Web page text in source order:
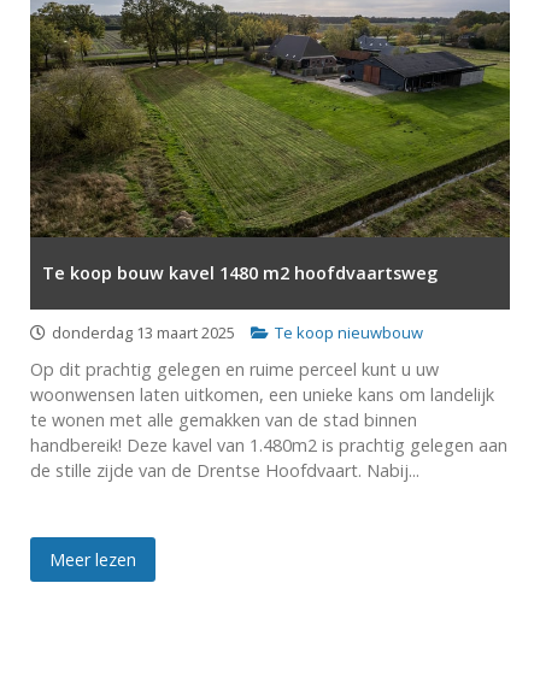
Te koop bouw kavel 1480 m2 hoofdvaartsweg
donderdag 13 maart 2025 Te koop nieuwbouw
Op dit prachtig gelegen en ruime perceel kunt u uw
woonwensen laten uitkomen, een unieke kans om landelijk
te wonen met alle gemakken van de stad binnen
handbereik! Deze kavel van 1.480m2 is prachtig gelegen aan
de stille zijde van de Drentse Hoofdvaart. Nabij...
Meer lezen